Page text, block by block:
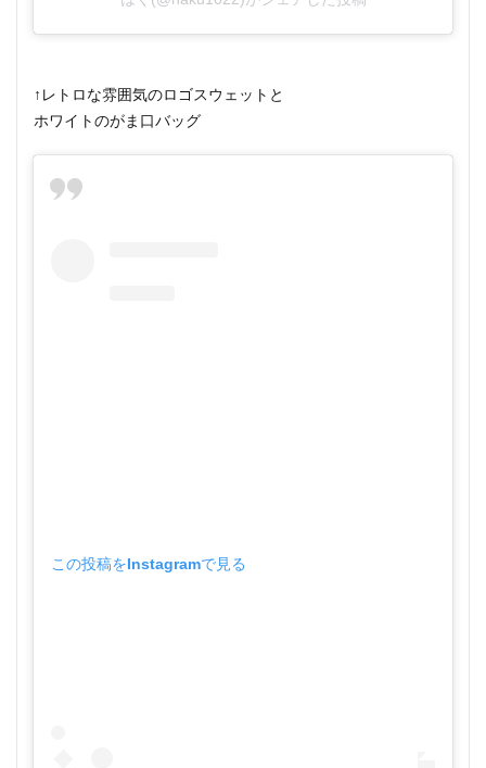
↑レトロな雰囲気のロゴスウェットと
ホワイトのがま口バッグ
この投稿をInstagramで見る